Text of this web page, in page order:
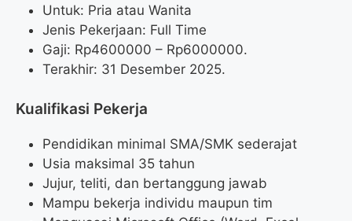
Untuk: Pria atau Wanita
Jenis Pekerjaan: Full Time
Gaji: Rp4600000 – Rp6000000.
Terakhir: 31 Desember 2025.
Kualifikasi Pekerja
Pendidikan minimal SMA/SMK sederajat
Usia maksimal 35 tahun
Jujur, teliti, dan bertanggung jawab
Mampu bekerja individu maupun tim